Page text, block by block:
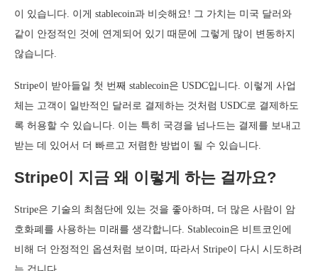
이 있습니다. 이게 stablecoin과 비슷해요! 그 가치는 미국 달러와
같이 안정적인 것에 연계되어 있기 때문에 그렇게 많이 변동하지
않습니다.
Stripe이 받아들일 첫 번째 stablecoin은 USDC입니다. 이렇게 사업
체는 고객이 일반적인 달러로 결제하는 것처럼 USDC로 결제하도
록 허용할 수 있습니다. 이는 특히 국경을 넘나드는 결제를 보내고
받는 데 있어서 더 빠르고 저렴한 방법이 될 수 있습니다.
Stripe이 지금 왜 이렇게 하는 걸까요?
Stripe은 기술의 최첨단에 있는 것을 좋아하며, 더 많은 사람이 암
호화폐를 사용하는 미래를 생각합니다. Stablecoin은 비트코인에
비해 더 안정적인 옵션처럼 보이며, 따라서 Stripe이 다시 시도하려